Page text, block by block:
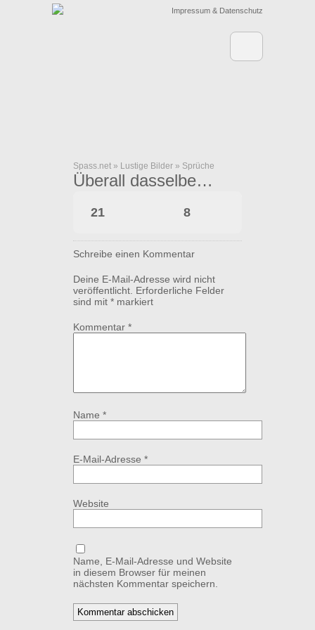
Impressum & Datenschutz
Spass.net » Lustige Bilder » Sprüche
Überall dasselbe…
21 8
Schreibe einen Kommentar
Deine E-Mail-Adresse wird nicht
veröffentlicht. Erforderliche Felder
sind mit * markiert
Kommentar *
Name *
E-Mail-Adresse *
Website
Name, E-Mail-Adresse und Website
in diesem Browser für meinen
nächsten Kommentar speichern.